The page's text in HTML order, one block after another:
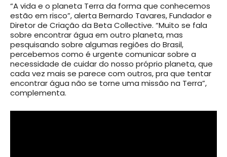
“A vida e o planeta Terra da forma que conhecemos
estão em risco”, alerta Bernardo Tavares, Fundador e
Diretor de Criação da Beta Collective. “Muito se fala
sobre encontrar água em outro planeta, mas
pesquisando sobre algumas regiões do Brasil,
percebemos como é urgente comunicar sobre a
necessidade de cuidar do nosso próprio planeta, que
cada vez mais se parece com outros, pra que tentar
encontrar água não se torne uma missão na Terra”,
complementa.